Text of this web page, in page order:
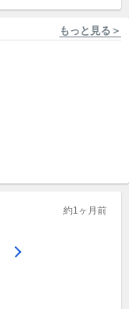
もっと見る＞
約1ヶ月前